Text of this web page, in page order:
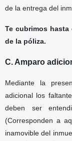
de la entrega del
Te cubrimos
de la póliza.
C. Amparo
Mediante la
adicional los
deben ser
(Corresponden a
inamovible del